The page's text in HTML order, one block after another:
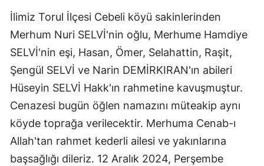
Gaziantep
Giresun
Gümüşhane
Hakkari
Hatay
Isparta
Mersin
İlimiz Torul İlçesi Cebeli köyü sakinlerinden
Merhum Nuri SELVİ'nin oğlu, Merhume Hamdiye
SELVİ'nin eşi, Hasan, Ömer, Selahattin, Raşit,
Şengül SELVİ ve Narin DEMİRKIRAN'ın abileri
Hüseyin SELVİ Hakk'ın rahmetine kavuşmuştur.
Cenazesi bugün öğlen namazını müteakip aynı
köyde toprağa verilecektir. Merhuma Cenab-ı
Allah'tan rahmet kederli ailesi ve yakınlarına
başsağlığı dileriz. 12 Aralık 2024, Perşembe